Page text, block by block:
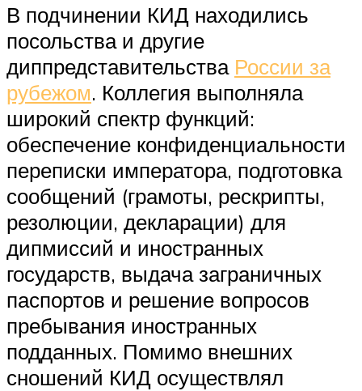
В подчинении КИД находились
посольства и другие
диппредставительства России за
рубежом. Коллегия выполняла
широкий спектр функций:
обеспечение конфиденциальности
переписки императора, подготовка
сообщений (грамоты, рескрипты,
резолюции, декларации) для
дипмиссий и иностранных
государств, выдача заграничных
паспортов и решение вопросов
пребывания иностранных
подданных. Помимо внешних
сношений КИД осуществлял